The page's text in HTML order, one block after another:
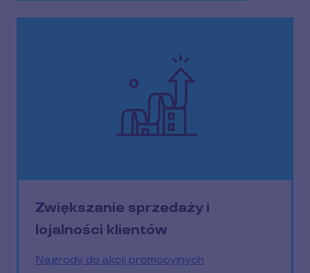
Zwiększanie sprzedaży i
lojalności klientów
Nagrody do akcji promocyjnych